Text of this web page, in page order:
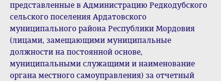
представленные в Администрацию Редкодубского
сельского поселения Ардатовского
муниципального района Республики Мордовия
(лицами, замещающими муниципальные
должности на постоянной основе,
муниципальными служащими и наименование
органа местного самоуправления) за отчетный